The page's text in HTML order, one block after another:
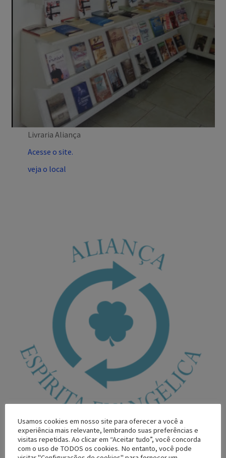
Livraria Aliança
Acesse o site.
veja o local
Usamos cookies em nosso site para oferecer a você a
experiência mais relevante, lembrando suas preferências e
visitas repetidas. Ao clicar em “Aceitar tudo”, você concorda
com o uso de TODOS os cookies. No entanto, você pode